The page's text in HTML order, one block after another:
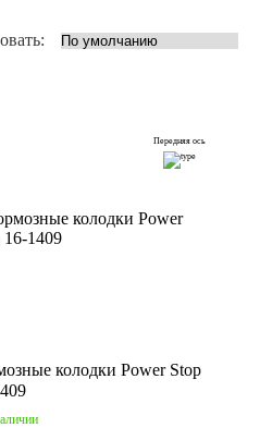
Передняя ось
колодки Power Stop